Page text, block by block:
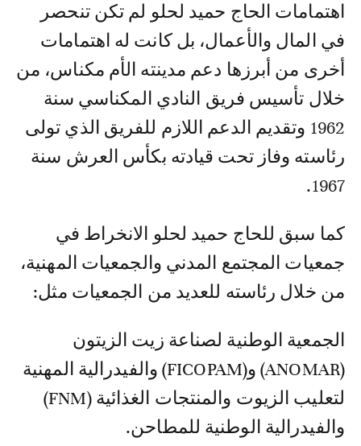
اهتمامات الحاج حميد لحلو لم تكن تنحصر
في المال والأعمال، بل كانت له اهتمامات
أخرى من أبرزها دعم مدينته الأم مكناس، من
خلال تأسيس فريق النادي المكناسي سنة
1962 وتقديم الدعم اللازم للفريق الذي تولى
رئاسته وفاز تحت قيادته بكأس العرش سنة
1967.
كما سبق للحاج حميد لحلو الانخراط في
جمعيات المجتمع المدني والجمعيات المهنية،
من خلال رئاسته للعديد من الجمعيات مثل:
الجمعية الوطنية لصناعة زيت الزيتون
(ANOMAR) و(FICOPAM) والفيدرالية المهنية
لتعليب الزيوت والمنتجات الغذائية (FNM)
والفيدرالية الوطنية للمطاحن.